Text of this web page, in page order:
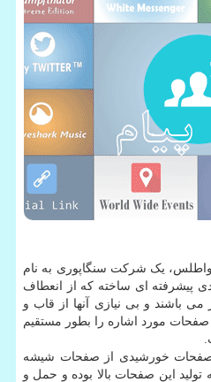
یک شرکت سنگاپوری به نام
پیشرفته ای ساخته که از انعطاف
می باشند و بی نیازی آنها از قاب و
مورد اشاره را بطور مستقیم
صفحات خورشیدی از صفحات شیشه
این صفحات بالا بوده و حمل و